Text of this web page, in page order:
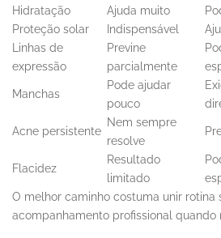
Hidratação
Ajuda muito
Proteção solar
Indispensável
Linhas de
expressão
Previne
parcialmente
Manchas
Pode ajudar
pouco
Acne persistente
Nem sempre
resolve
Flacidez
Resultado
limitado
O melhor caminho costuma unir rotina
acompanhamento profissional quando